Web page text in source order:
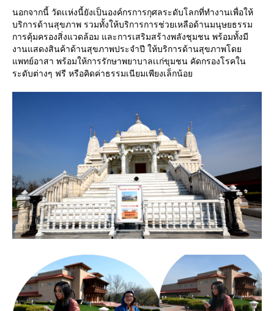
นอกจากนี้ วัดเเห่งนี้ยังเป็นองค์กรการกุศลระดับโลกที่ทำงานเพื่อให้
บริการด้านสุขภาพ รวมทั้งให้บริการการช่วยเหลือด้านมนุษยธรรม
การคุ้มครองสิ่งแวดล้อม และการเสริมสร้างพลังชุมชน พร้อมทั้งมี
งานแสดงสินค้าด้านสุขภาพประจำปี ให้บริการด้านสุขภาพโดย
แพทย์อาสา พร้อมให้การรักษาพยาบาลเเก่ขุมชน คัดกรองโรคใน
ระดับต่างๆ ฟรี หรือคิดค่าธรรมเนียมเพียงเล็กน้อย